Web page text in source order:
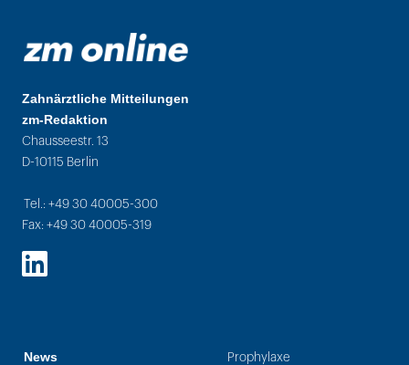
Zahnärztliche Mitteilungen
zm-Redaktion
Chausseestr. 13
D-10115 Berlin
Tel.: +49 30 40005-300
Fax: +49 30 40005-319
LinkedIn
News Prophylaxe